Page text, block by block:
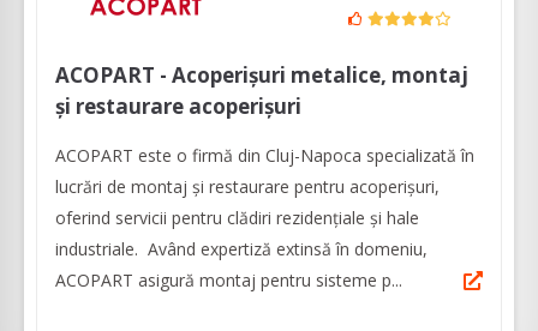
ACOPART - Acoperișuri metalice, montaj
și restaurare acoperișuri
ACOPART este o firmă din Cluj-Napoca specializată în
lucrări de montaj și restaurare pentru acoperișuri,
oferind servicii pentru clădiri rezidențiale și hale
industriale. Având expertiză extinsă în domeniu,
ACOPART asigură montaj pentru sisteme p...